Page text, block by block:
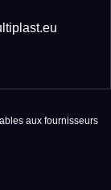
aux fournisseurs